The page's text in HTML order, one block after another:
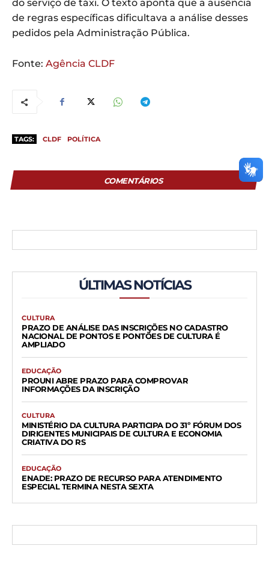
do serviço de táxi. O texto aponta que a ausência
de regras específicas dificultava a análise desses
pedidos pela Administração Pública.
Fonte: Agência CLDF
TAGS: CLDF POLÍTICA
COMENTÁRIOS
ÚLTIMAS NOTÍCIAS
CULTURA
PRAZO DE ANÁLISE DAS INSCRIÇÕES NO CADASTRO
NACIONAL DE PONTOS E PONTÕES DE CULTURA É
AMPLIADO
EDUCAÇÃO
PROUNI ABRE PRAZO PARA COMPROVAR
INFORMAÇÕES DA INSCRIÇÃO
CULTURA
MINISTÉRIO DA CULTURA PARTICIPA DO 31º FÓRUM DOS
DIRIGENTES MUNICIPAIS DE CULTURA E ECONOMIA
CRIATIVA DO RS
EDUCAÇÃO
ENADE: PRAZO DE RECURSO PARA ATENDIMENTO
ESPECIAL TERMINA NESTA SEXTA